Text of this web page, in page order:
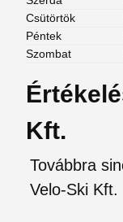
Csütörtök
Péntek
Szombat
Kft.
Továbbra
Velo-Ski Kft.